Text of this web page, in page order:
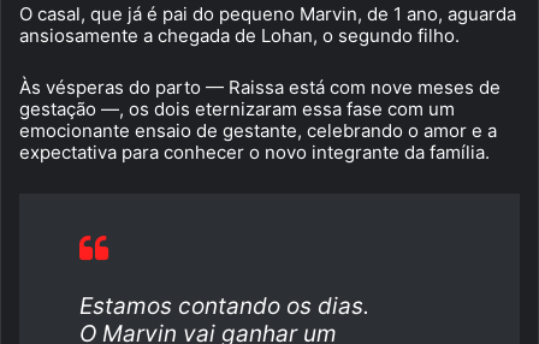
O casal, que já é pai do pequeno Marvin, de 1 ano, aguarda
ansiosamente a chegada de Lohan, o segundo filho.
Às vésperas do parto — Raissa está com nove meses de
gestação —, os dois eternizaram essa fase com um
emocionante ensaio de gestante, celebrando o amor e a
expectativa para conhecer o novo integrante da família.
Estamos contando os dias.
O Marvin vai ganhar um